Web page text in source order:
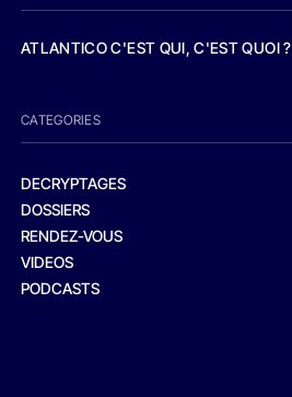
ATLANTICO C'EST QUI, C'EST QUOI ?
CATEGORIES
DECRYPTAGES
DOSSIERS
RENDEZ-VOUS
VIDEOS
PODCASTS